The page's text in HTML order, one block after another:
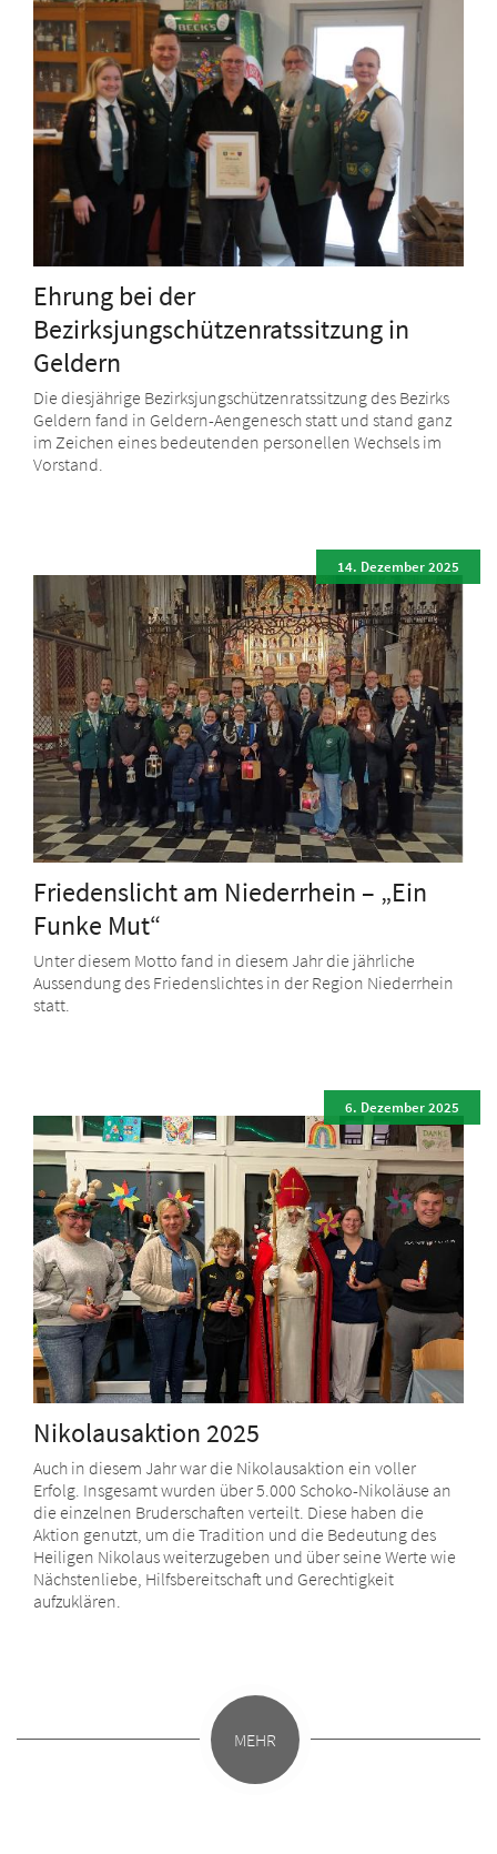
Ehrung bei der
Bezirksjungschützenratssitzung in
Geldern
Die diesjährige Bezirksjungschützenratssitzung des Bezirks
Geldern fand in Geldern-Aengenesch statt und stand ganz
im Zeichen eines bedeutenden personellen Wechsels im
Vorstand.
Friedenslicht am Niederrhein – „Ein
Funke Mut“
14. Dezember 2025
Unter diesem Motto fand in diesem Jahr die jährliche
Aussendung des Friedenslichtes in der Region Niederrhein
statt.
Nikolausaktion 2025
6. Dezember 2025
Auch in diesem Jahr war die Nikolausaktion ein voller
Erfolg. Insgesamt wurden über 5.000 Schoko-Nikoläuse an
die einzelnen Bruderschaften verteilt. Diese haben die
Aktion genutzt, um die Tradition und die Bedeutung des
Heiligen Nikolaus weiterzugeben und über seine Werte wie
Nächstenliebe, Hilfsbereitschaft und Gerechtigkeit
aufzuklären.
MEHR